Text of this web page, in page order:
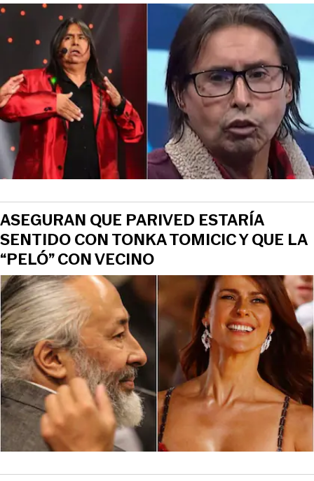
ASEGURAN QUE PARIVED ESTARÍA
SENTIDO CON TONKA TOMICIC Y QUE LA
“PELÓ” CON VECINO